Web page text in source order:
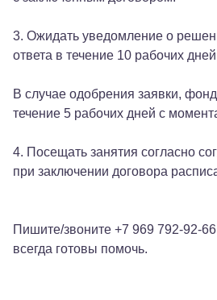
3. Ожидать уведомление о
ответа в течение 10 рабочих
В случае одобрения заявки,
течение 5 рабочих дней с
4. Посещать занятия согласно
при заключении договора
Пишите/звоните +7 969 792-92-
всегда готовы помочь.